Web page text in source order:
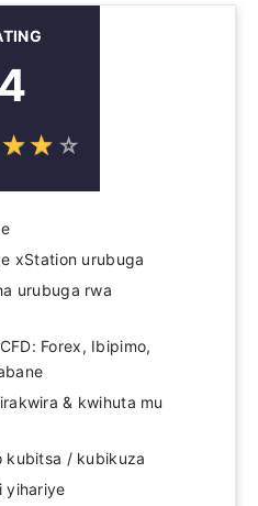
4
☆☆ ☆
★★ ★
xStation urubuga
urubuga rwa
Forex, Ibipimo,
& kwihuta mu
kubitsa / kubikuza
yihariye